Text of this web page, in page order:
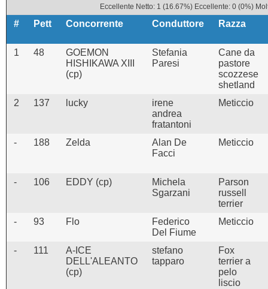
Eccellente Netto: 1 (16.67%) Eccellente: 0 (0%)
# Pett Concorrente Conduttore Razza
1 48
GOEMON
HISHIKAWA XIII
(cp)
Stefania
Paresi
Cane da
pastore
scozzese
shetland
2
137 lucky
irene
andrea
fratantoni
Meticcio
- 188 Zelda
Alan De
Facci
Meticcio
- 106 EDDY (cp)
Michela
Sgarzani
Parson
russell
terrier
-
93 Flo
Federico
Del Fiume
Meticcio
- 111
A-ICE
DELL'ALEANTO
(cp)
stefano
tapparo
Fox
terrier a
pelo
liscio